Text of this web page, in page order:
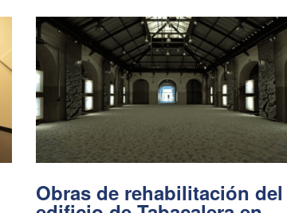
Obras de rehabilitación del